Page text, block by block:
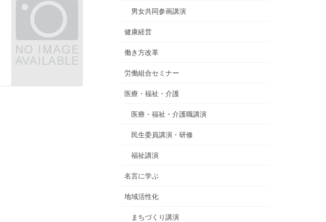
男女共同参画講演
健康経営
働き方改革
労働組合セミナー
医療・福祉・介護
医療・福祉・介護職講演
民生委員講演・研修
福祉講演
名言に学ぶ
地域活性化
まちづくり講演